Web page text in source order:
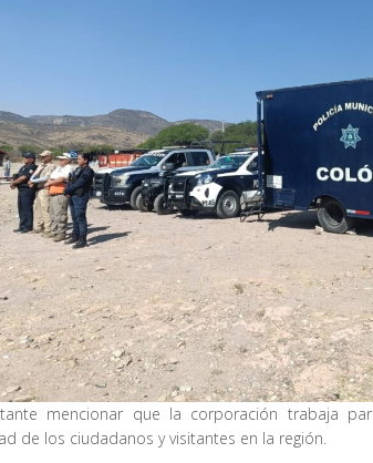
mencionar que la corporación trabaja
de los ciudadanos y visitantes en la región.